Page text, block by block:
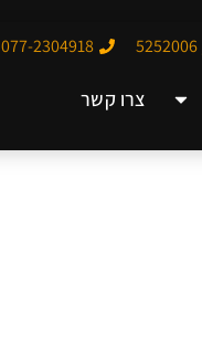
077-2304918
צרו קשר